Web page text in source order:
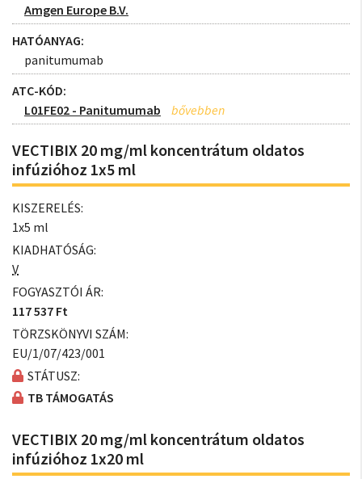
Amgen Europe B.V.
HATÓANYAG:
panitumumab
ATC-KÓD:
L01FE02 - Panitumumab
VECTIBIX 20 mg/ml koncentrátum oldatos
infúzióhoz 1x5 ml
KISZERELÉS:
1x5 ml
KIADHATÓSÁG:
V
FOGYASZTÓI ÁR:
117 537 Ft
TÖRZSKÖNYVI SZÁM:
EU/1/07/423/001
STÁTUSZ:
TB TÁMOGATÁS
VECTIBIX 20 mg/ml koncentrátum oldatos
infúzióhoz 1x20 ml